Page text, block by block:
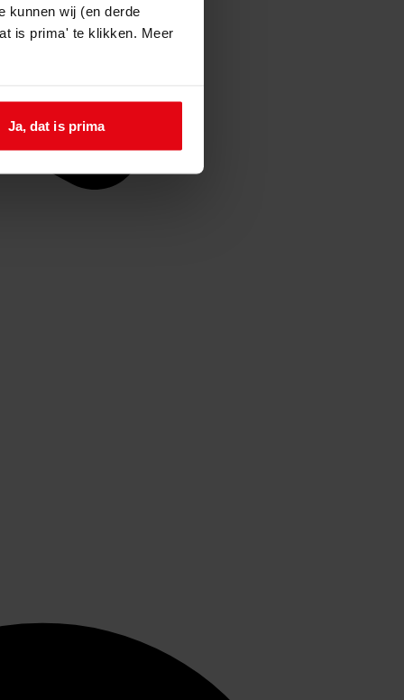
kunnen wij (en derde
is prima' te klikken. Meer
Ja, dat is prima